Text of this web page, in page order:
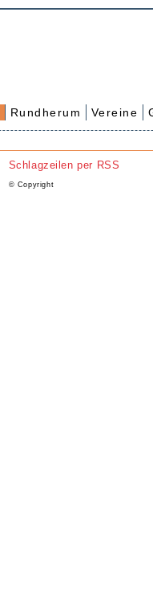
Rundherum Vereine
Schlagzeilen per RSS
© Copyright